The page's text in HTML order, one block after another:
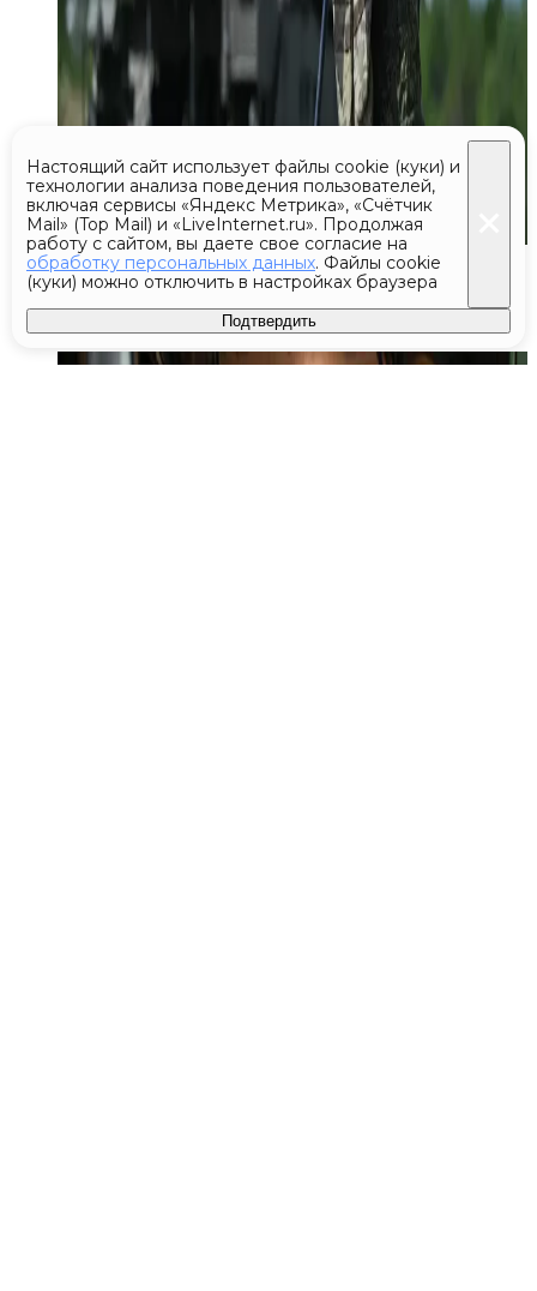
Сегодня 08:48
В Севастополе сбили 12 БПЛА
Настоящий сайт использует файлы cookie (куки) и
технологии анализа поведения пользователей,
включая сервисы «Яндекс Метрика», «Счётчик
Mail» (Top Mail) и «LiveInternet.ru». Продолжая
работу с сайтом, вы даете свое согласие на
обработку персональных данных. Файлы cookie
(куки) можно отключить в настройках браузера
Подтвердить